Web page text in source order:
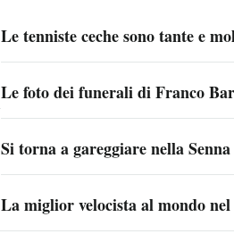
Le tenniste ceche sono tante e
Le foto dei funerali di Franco
Si torna a gareggiare nella Senna
La miglior velocista al mondo